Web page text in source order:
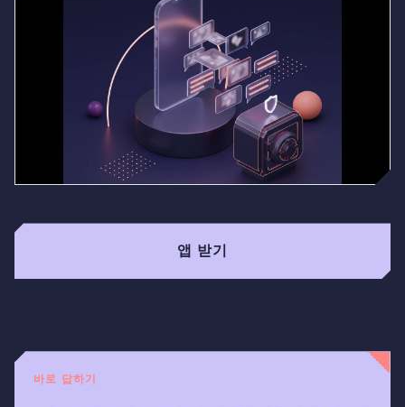
앱 받기
바로 답하기